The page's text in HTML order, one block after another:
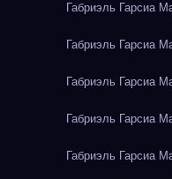
Габриэль Гарсиа
Габриэль Гарсиа
Габриэль Гарсиа
Габриэль Гарсиа
Габриэль Гарсиа